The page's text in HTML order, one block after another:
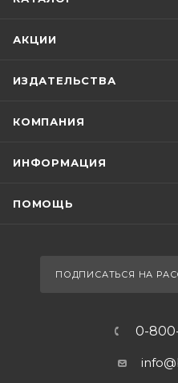
АКЦИИ
ИЗДАТЕЛЬСТВА
КОМПАНИЯ
ИНФОРМАЦИЯ
ПОМОЩЬ
ПОДПИСАТЬСЯ НА
0-